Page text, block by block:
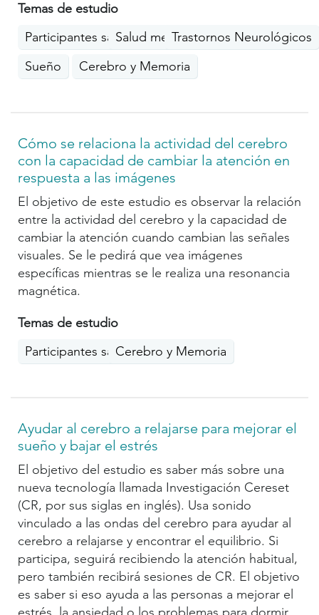
Temas de estudio
Participantes saludables
Salud mentalTrastornos Neurológicos
Sueño
Cerebro y Memoria
Cómo se relaciona la actividad del cerebro
con la capacidad de cambiar la atención en
respuesta a las imágenes
El objetivo de este estudio es observar la relación
entre la actividad del cerebro y la capacidad de
cambiar la atención cuando cambian las señales
visuales. Se le pedirá que vea imágenes
específicas mientras se le realiza una resonancia
magnética.
Temas de estudio
Participantes saludablesCerebro y Memoria
Ayudar al cerebro a relajarse para mejorar el
sueño y bajar el estrés
El objetivo del estudio es saber más sobre una
nueva tecnología llamada Investigación Cereset
(CR, por sus siglas en inglés). Usa sonido
vinculado a las ondas del cerebro para ayudar al
cerebro a relajarse y encontrar el equilibrio. Si
participa, seguirá recibiendo la atención habitual,
pero también recibirá sesiones de CR. El objetivo
es saber si eso ayuda a las personas a mejorar el